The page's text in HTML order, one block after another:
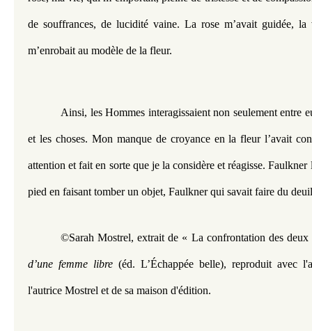
de souffrances, de lucidité vaine. La rose m’avait guidée, la
m’enrobait au modèle de la fleur.
Ainsi, les Hommes interagissaient non seulement entre
et les choses. Mon manque de croyance en la fleur l’avait
attention et fait en sorte que je la considère et réagisse. Faulkner
pied en faisant tomber un objet, Faulkner qui savait faire du
©Sarah Mostrel, extrait de « La confrontation des deux
d’une femme libre (éd. L’Échappée belle), reproduit avec
l'autrice Mostrel et de sa maison d'édition.